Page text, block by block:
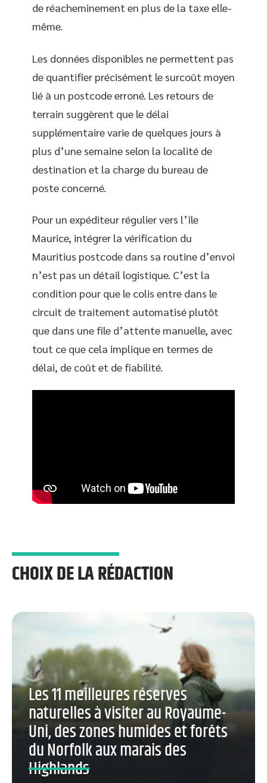
de réacheminement en plus de la taxe elle-
même.
Les données disponibles ne permettent pas
de quantifier précisément le surcoût moyen
lié à un postcode erroné. Les retours de
terrain suggèrent que le délai
supplémentaire varie de quelques jours à
plus d’une semaine selon la localité de
destination et la charge du bureau de
poste concerné.
Pour un expéditeur régulier vers l’île
Maurice, intégrer la vérification du
Mauritius postcode dans sa routine d’envoi
n’est pas un détail logistique. C’est la
condition pour que le colis entre dans le
circuit de traitement automatisé plutôt
que dans une file d’attente manuelle, avec
tout ce que cela implique en termes de
délai, de coût et de fiabilité.
CHOIX DE LA RÉDACTION
Les 11 meilleures réserves
naturelles à visiter au Royaume-
Uni, des zones humides et forêts
du Norfolk aux marais des
Highlands